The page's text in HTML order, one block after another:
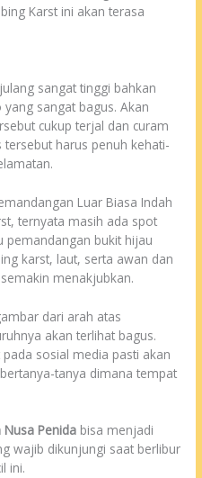
Karst ini akan terasa
sangat tinggi bahkan
sangat bagus. Akan
cukup terjal dan curam
harus penuh kehati-
Luar Biasa Indah
ternyata masih ada spot
pemandangan bukit hijau
karst, laut, serta awan dan
menakjubkan.
dari arah atas
akan terlihat bagus.
sosial media pasti akan
tanya dimana tempat
Penida bisa menjadi
wajib dikunjungi saat berlibur
ini.